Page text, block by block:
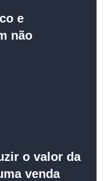
e
não
o valor da
venda